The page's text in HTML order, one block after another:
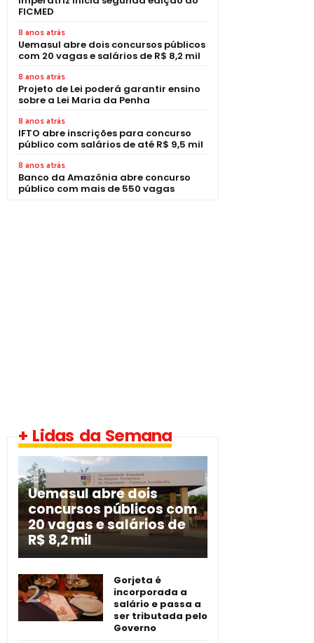
FICMED
8 anos atrás
Uemasul abre dois concursos públicos
com 20 vagas e salários de R$ 8,2 mil
8 anos atrás
Projeto de Lei poderá garantir ensino
sobre a Lei Maria da Penha
8 anos atrás
IFTO abre inscrições para concurso
público com salários de até R$ 9,5 mil
8 anos atrás
Banco da Amazônia abre concurso
público com mais de 550 vagas
+ Lidas da Semana
Uemasul abre dois
concursos públicos com
20 vagas e salários de
R$ 8,2 mil
Gorjeta é
incorporada a
salário e passa a
ser tributada pelo
Governo